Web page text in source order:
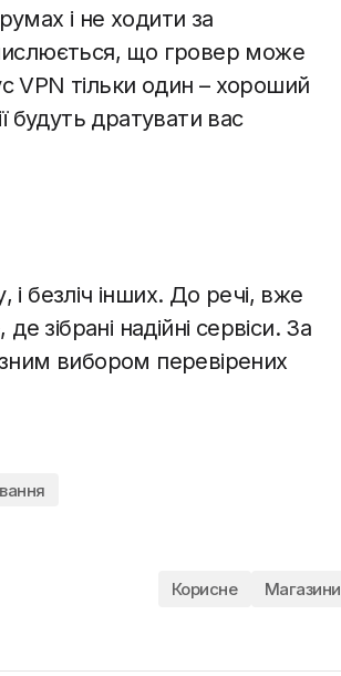
і не ходити за
що гровер може
VPN тільки один – хороший
будуть дратувати вас
безліч інших. До речі, вже
зібрані надійні сервіси. За
вибором перевірених
Корисне Магазини